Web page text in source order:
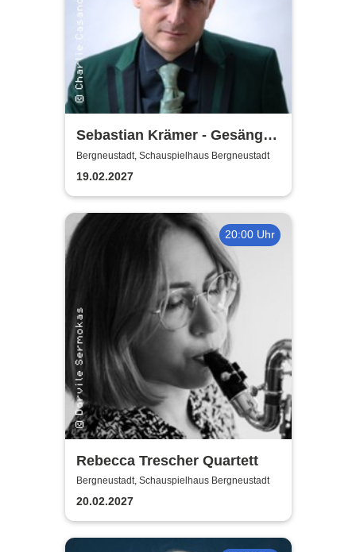
Sebastian Krämer - Gesänge
auf der Falltür
Bergneustadt, Schauspielhaus Bergneustadt
19.02.2027
20:00 Uhr
Rebecca Trescher Quartett
Bergneustadt, Schauspielhaus Bergneustadt
20.02.2027